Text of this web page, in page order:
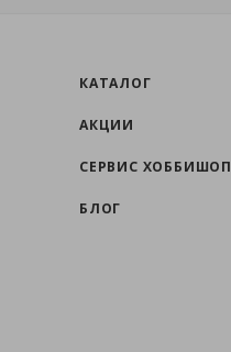
КАТАЛОГ
АКЦИИ
СЕРВИС ХОББИШОП
БЛОГ